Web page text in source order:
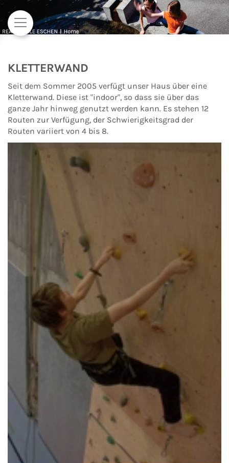
Zum Inhalt springen
KLETTERWAND
Seit dem Sommer 2005 verfügt unser Haus über eine
Kletterwand. Diese ist "indoor", so dass sie über das
ganze Jahr hinweg genutzt werden kann. Es stehen 12
Routen zur Verfügung, der Schwierigkeitsgrad der
Routen variiert von 4 bis 8.